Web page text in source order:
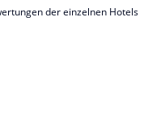
der einzelnen Hotels